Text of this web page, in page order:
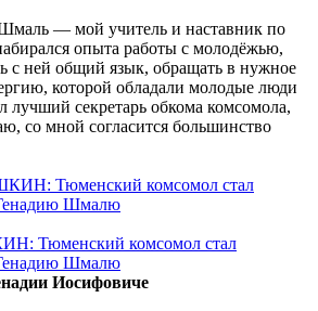
— мой учитель и наставник по
опыта работы с молодёжью,
с ней общий язык, обращать в нужное
которой обладали молодые люди
секретарь обкома комсомола,
со мной согласится большинство
Тюменский комсомол стал
Генадию Шмалю
Иосифовиче